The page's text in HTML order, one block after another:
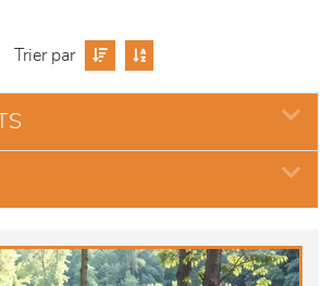
mesure
Trier par